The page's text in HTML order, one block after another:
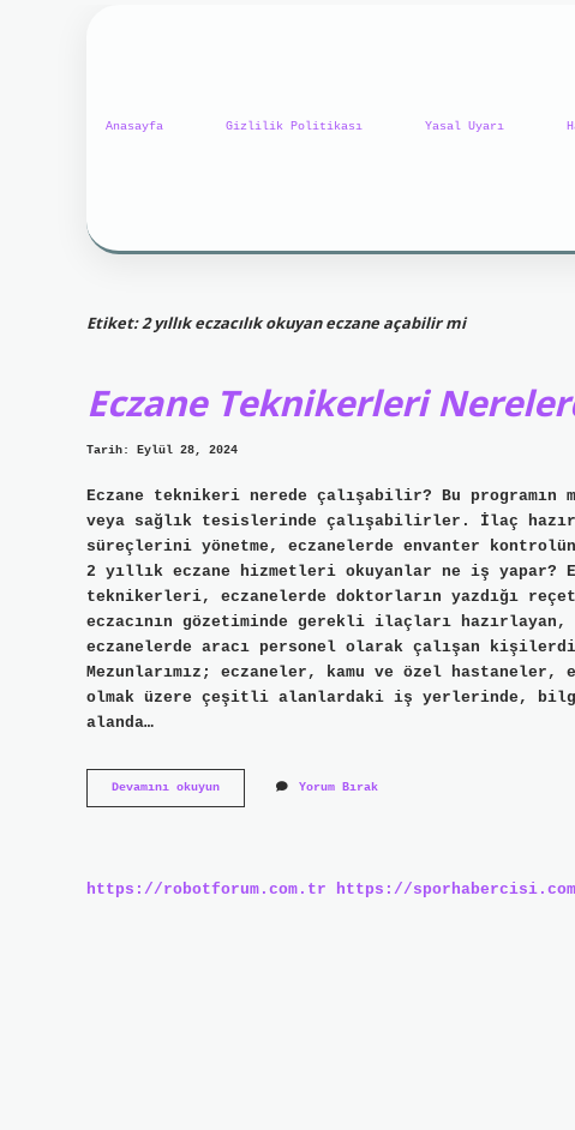
Anasayfa Gizlilik Politikası Yasal Uyarı
Etiket:2 yıllık eczacılık okuyan eczane açabilir mi
Eczane Teknikerleri
Tarih: Eylül 28, 2024
Eczane teknikeri nerede çalışabilir? Bu programın
veya sağlık tesislerinde çalışabilirler. İlaç
süreçlerini yönetme, eczanelerde envanter
2 yıllık eczane hizmetleri okuyanlar ne iş yapar?
teknikerleri, eczanelerde doktorların yazdığı
eczacının gözetiminde gerekli ilaçları
eczanelerde aracı personel olarak çalışan
Mezunlarımız; eczaneler, kamu ve özel
olmak üzere çeşitli alanlardaki iş yerlerinde,
alanda…
Devamını okuyunEczane
Teknikerleri
Yorum Bırak
https://robotforum.com.tr https://